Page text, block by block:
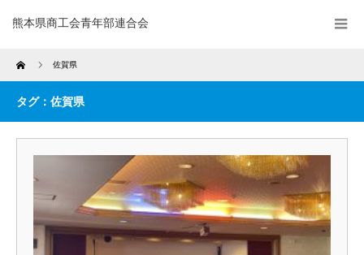
熊本県商工会青年部連合会
Home 佐賀県
タグ：佐賀県